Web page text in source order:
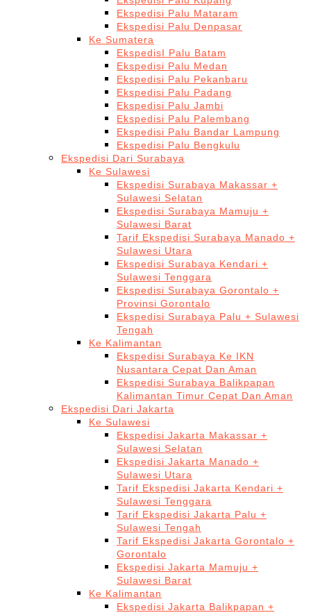
Ekspedisi Palu Mataram
Ekspedisi Palu Denpasar
Ke Sumatera
EkspedisI Palu Batam
Ekspedisi Palu Medan
Ekspedisi Palu Pekanbaru
Ekspedisi Palu Padang
Ekspedisi Palu Jambi
Ekspedisi Palu Palembang
Ekspedisi Palu Bandar Lampung
Ekspedisi Palu Bengkulu
Ekspedisi Dari Surabaya
Ke Sulawesi
Ekspedisi Surabaya Makassar +
Sulawesi Selatan
Ekspedisi Surabaya Mamuju +
Sulawesi Barat
Tarif Ekspedisi Surabaya Manado +
Sulawesi Utara
Ekspedisi Surabaya Kendari +
Sulawesi Tenggara
Ekspedisi Surabaya Gorontalo +
Provinsi Gorontalo
Ekspedisi Surabaya Palu + Sulawesi
Tengah
Ke Kalimantan
Ekspedisi Surabaya Ke IKN
Nusantara Cepat Dan Aman
Ekspedisi Surabaya Balikpapan
Kalimantan Timur Cepat Dan Aman
Ekspedisi Dari Jakarta
Ke Sulawesi
Ekspedisi Jakarta Makassar +
Sulawesi Selatan
Ekspedisi Jakarta Manado +
Sulawesi Utara
Tarif Ekspedisi Jakarta Kendari +
Sulawesi Tenggara
Tarif Ekspedisi Jakarta Palu +
Sulawesi Tengah
Tarif Ekspedisi Jakarta Gorontalo +
Gorontalo
Ekspedisi Jakarta Mamuju +
Sulawesi Barat
Ke Kalimantan
Ekspedisi Jakarta Balikpapan +